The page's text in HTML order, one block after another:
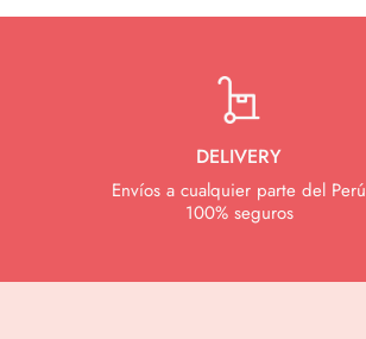
DELIVERY
Envíos a cualquier parte del Perú
100% seguros